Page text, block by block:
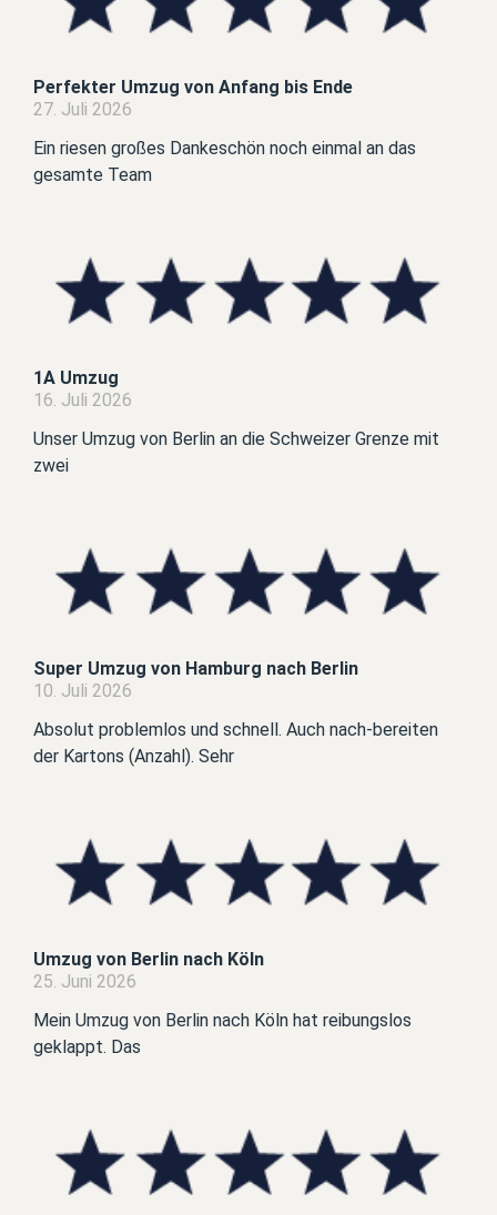
Perfekter Umzug von Anfang bis Ende
27. Juli 2026
Ein riesen großes Dankeschön noch einmal an das
gesamte Team
1A Umzug
16. Juli 2026
Unser Umzug von Berlin an die Schweizer Grenze mit
zwei
Super Umzug von Hamburg nach Berlin
10. Juli 2026
Absolut problemlos und schnell. Auch nach-bereiten
der Kartons (Anzahl). Sehr
Umzug von Berlin nach Köln
25. Juni 2026
Mein Umzug von Berlin nach Köln hat reibungslos
geklappt. Das